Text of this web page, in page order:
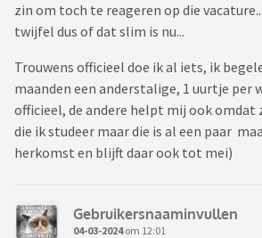
zin om toch te reageren op die
twijfel dus of dat slim is nu...
Trouwens officieel doe ik al iets, ik
maanden een anderstalige, 1 uurtje per
officieel, de andere helpt mij ook omdat
die ik studeer maar die is al een paar
herkomst en blijft daar ook tot mei)
Gebruikersnaaminvullen
04-03-2024om 12:01